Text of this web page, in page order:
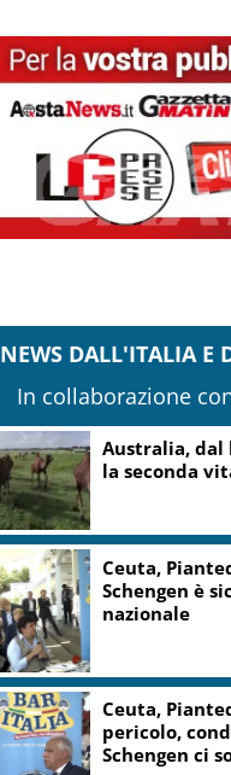
NEWS DALL'ITALIA E
In collaborazione
Australia,
la seconda
Ceuta,
Schengen è
nazionale
Ceuta,
pericolo,
Schengen ci